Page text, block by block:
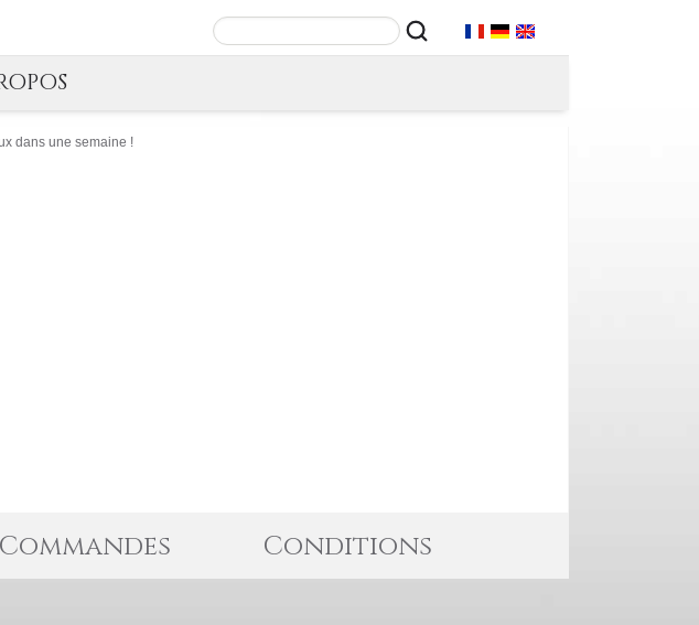
dans une semaine !
Commandes Conditions